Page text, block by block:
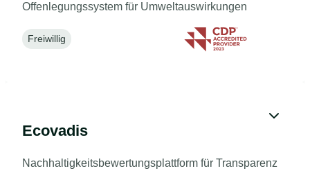
Offenlegungssystem für Umweltauswirkungen
Freiwillig
Ecovadis
Nachhaltigkeitsbewertungsplattform für Transparenz